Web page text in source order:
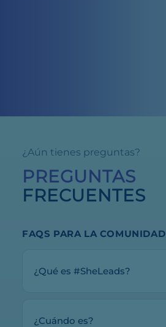
¿Aún tienes preguntas?
PREGUNTAS
FRECUENTES
FAQS PARA LA COMUNIDAD
¿Qué es #SheLeads?
¿Cuándo es?